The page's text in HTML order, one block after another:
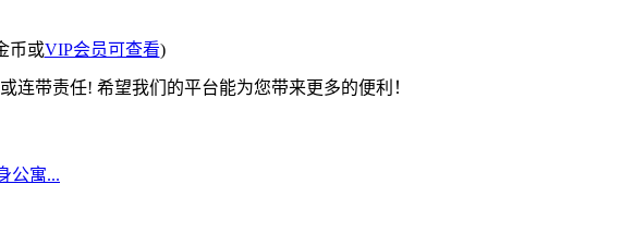
币或VIP会员可查看)
带责任! 希望我们的平台能为您带来更多的便利！
公寓...